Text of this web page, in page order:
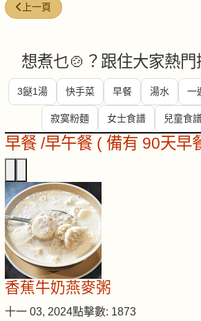
上一篇文章: 豆豉鮮炒豆芽
上一頁
想煮乜🍲？跟住大家熱門
3餸1湯 快手菜 早餐 湯水 一
寂寞粉麵 女士食譜 兒童食
早餐 /早午餐 ( 備有 90天早
香蕉牛奶燕麥粥
十一 03, 2024點擊數: 1873